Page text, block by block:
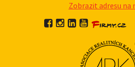
Zobrazit adresu na